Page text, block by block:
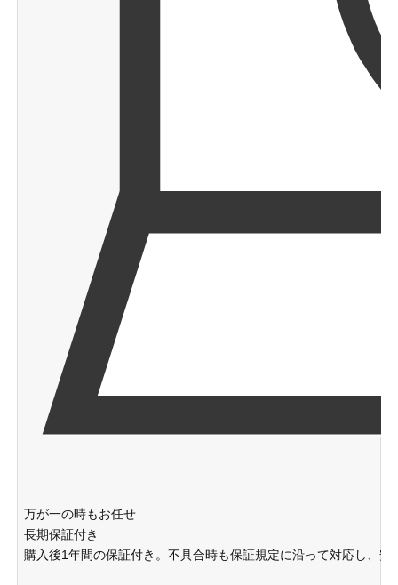
万が一の時もお任せ
長期保証付き
購入後1年間の保証付き。不具合時も保証規定に沿って対応し、